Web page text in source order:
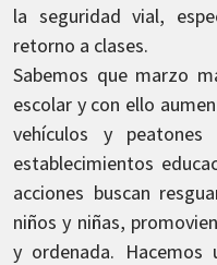
la seguridad vial,
retorno a clases.
Sabemos que marzo
escolar y con ello
vehículos y
establecimientos
acciones buscan
niños y niñas,
y ordenada.